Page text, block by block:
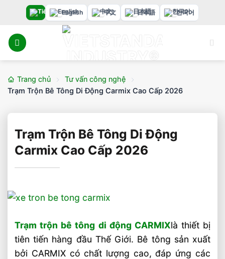
nội
dung
English 中文 日本語 한국어
Trang chủ
Tư vấn công nghệ
Trạm Trộn Bê Tông Di Động Carmix Cao Cấp 2026
Trạm Trộn Bê Tông Di Động
Carmix Cao Cấp 2026
Trạm trộn bê tông di động CARMIXlà thiết bị
tiên tiến hàng đầu Thế Giới. Bê tông sản xuất
bởi CARMIX có chất lượng cao, đáp ứng các